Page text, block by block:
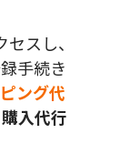
セスし、
手続き
ング代
入代行